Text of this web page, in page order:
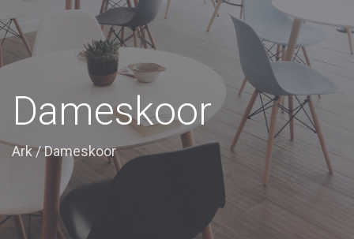
Dameskoor
Ark/Dameskoor